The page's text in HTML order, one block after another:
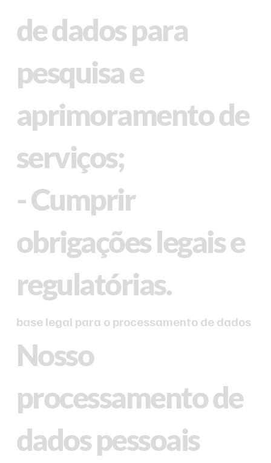
de dados para
pesquisa e
aprimoramento de
serviços;
- Cumprir
obrigações legais e
regulatórias.
base legal para o processamento de dados
Nosso
processamento de
dados pessoais